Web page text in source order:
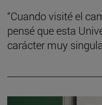
“Cuando visité el
pensé que esta
carácter muy